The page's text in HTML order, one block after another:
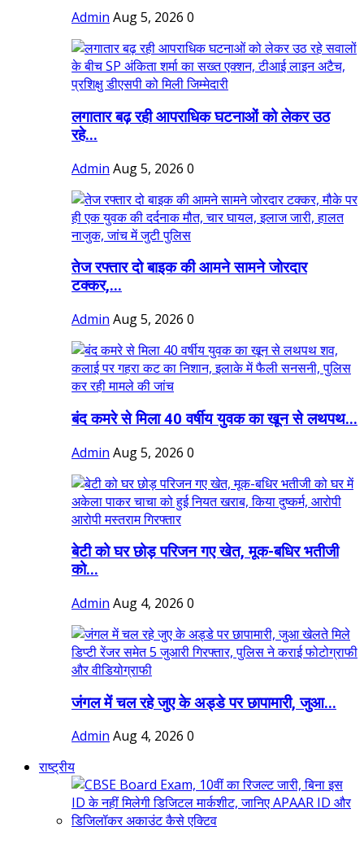
Admin Aug 5, 2026 0
लगातार बढ़ रही आपराधिक घटनाओं को लेकर उठ
रहे...
Admin Aug 5, 2026 0
तेज रफ्तार दो बाइक की आमने सामने जोरदार
टक्कर,...
Admin Aug 5, 2026 0
बंद कमरे से मिला 40 वर्षीय युवक का खून से लथपथ...
Admin Aug 5, 2026 0
बेटी को घर छोड़ परिजन गए खेत, मूक-बधिर भतीजी
को...
Admin Aug 4, 2026 0
जंगल में चल रहे जुए के अड्डे पर छापामारी, जुआ...
Admin Aug 4, 2026 0
राष्ट्रीय